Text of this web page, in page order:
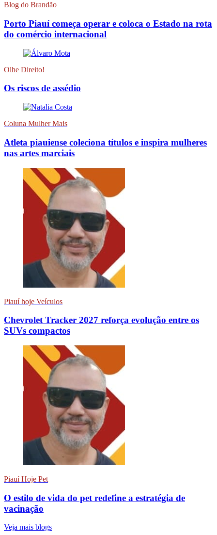
Blog do Brandão
Porto Piauí começa operar e coloca o Estado na rota
do comércio internacional
Olhe Direito!
Os riscos de assédio
Coluna Mulher Mais
Atleta piauiense coleciona títulos e inspira mulheres
nas artes marciais
Piauí hoje Veículos
Chevrolet Tracker 2027 reforça evolução entre os
SUVs compactos
Piauí Hoje Pet
O estilo de vida do pet redefine a estratégia de
vacinação
Veja mais blogs